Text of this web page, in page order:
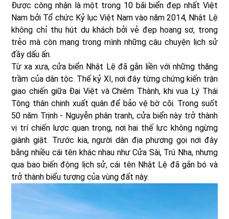
Được công nhận là một trong 10 bãi biển đẹp nhất Việt
Nam bởi Tổ chức Kỷ lục Việt Nam vào năm 2014, Nhật Lệ
không chỉ thu hút du khách bởi vẻ đẹp hoang sơ, trong
trẻo mà còn mang trong mình những câu chuyện lịch sử
đầy dấu ấn.
Từ xa xưa, cửa biển Nhật Lệ đã gắn liền với những thăng
trầm của dân tộc. Thế kỷ XI, nơi đây từng chứng kiến trận
giao chiến giữa Đại Việt và Chiêm Thành, khi vua Lý Thái
Tông thân chinh xuất quân để bảo vệ bờ cõi. Trong suốt
50 năm Trịnh - Nguyễn phân tranh, cửa biển này trở thành
vị trí chiến lược quan trọng, nơi hai thế lực không ngừng
giành giật. Trước kia, người dân địa phương gọi nơi đây
bằng nhiều cái tên khác nhau như Cửa Sài, Trú Nha, nhưng
qua bao biến động lịch sử, cái tên Nhật Lệ đã gắn bó và
trở thành biểu tượng của vùng đất này.